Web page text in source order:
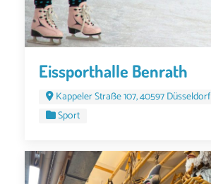
Eissporthalle Benrath
Kappeler Straße 107, 40597 Düsseldorf
Sport